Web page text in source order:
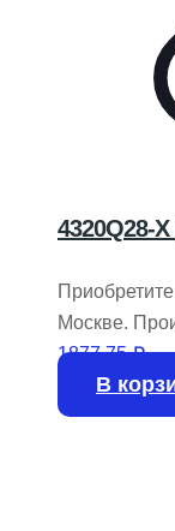
4320Q28-
Москве.
наличии 341
1877,75₽
В